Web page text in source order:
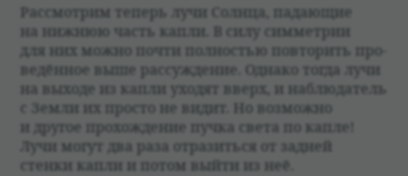
Рас­смот­рим теперь лучи Солнца, падающие
на ниж­нюю часть капли. В силу симмет­рии
для них можно почти пол­но­стью повто­рить про­
ве­дён­ное выше рас­суж­де­ние. Однако тогда лучи
на выходе из капли ухо­дят вверх, и наблю­да­тель
с Земли их про­сто не видит. Но возможно
и другое про­хож­де­ние пучка света по капле!
Лучи могут два раза отра­зиться от зад­ней
стенки капли и потом выйти из неё.